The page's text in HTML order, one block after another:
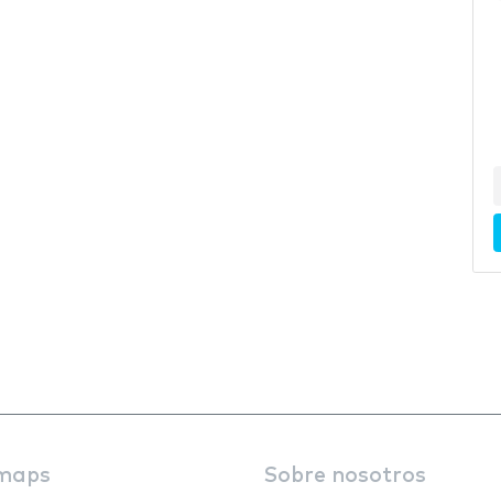
Sobre nosotros